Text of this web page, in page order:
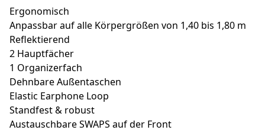
Ergonomisch
Anpassbar auf alle Körpergrößen von 1,40 bis 1,80 m
Reflektierend
2 Hauptfächer
1 Organizerfach
Dehnbare Außentaschen
Elastic Earphone Loop
Standfest & robust
Austauschbare SWAPS auf der Front